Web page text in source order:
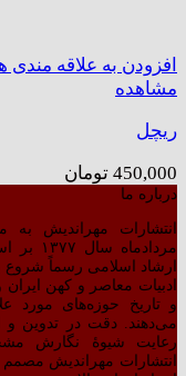
افزودن به علاقه مندی
مشاهده
ریچل
450,000 تومان
درباره ما
انتشارات مهراندیش
ارشاد اسلامی رسماً شروع
ادبیات معاصر و کهن
و تاریخ حوزه‌های مورد
می‌دهند. دقت در تدوین و
رعایت شیوهٔ نگارش
انتشارات مهراندیش